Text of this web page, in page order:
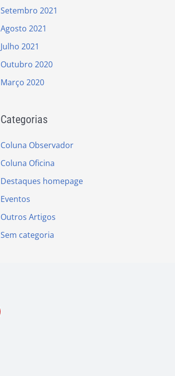
Setembro 2021
Agosto 2021
Julho 2021
Outubro 2020
Março 2020
Categorias
Coluna Observador
Coluna Oficina
Destaques homepage
Eventos
Outros Artigos
Sem categoria